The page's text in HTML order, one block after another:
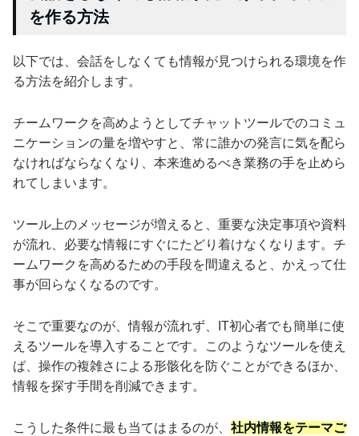
を作る方法
以下では、会話をしなくても情報が見つけられる環境を作
る方法を紹介します。
チームワークを高めようとしてチャットツールでのコミュ
ニケーションの量を増やすと、常に誰かの発言に気を配ら
なければならなくなり、本来進めるべき業務の手を止めら
れてしまいます。
ツール上のメッセージが増えると、重要な決定事項や資料
が流れ、必要な情報にすぐにたどり着けなくなります。チ
ームワークを高めるための手段を間違えると、かえって仕
事が回らなくなるのです。
そこで重要なのが、情報が流れず、IT初心者でも簡単に使
えるツールを導入することです。このようなツールを使え
ば、操作の複雑さによる形骸化を防ぐことができるほか、
情報を探す手間を削減できます。
こうした条件に最も当てはまるのが、 社内情報をテーマご